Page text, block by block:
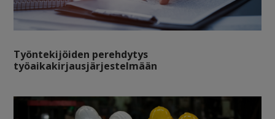
Työntekijöiden perehdytys
työaikakirjausjärjestelmään